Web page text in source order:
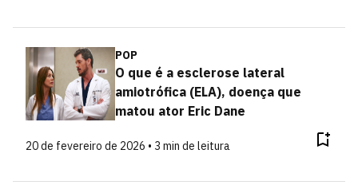
POP
O que é a esclerose lateral
amiotrófica (ELA), doença que
matou ator Eric Dane
20 de fevereiro de 2026 • 3 min de leitura